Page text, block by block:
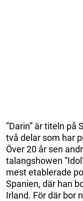
”Darin” är titeln på
två delar som har
Över 20 år sen
talangshowen
mest etablerade
Spanien, där han
Irland. För där bor